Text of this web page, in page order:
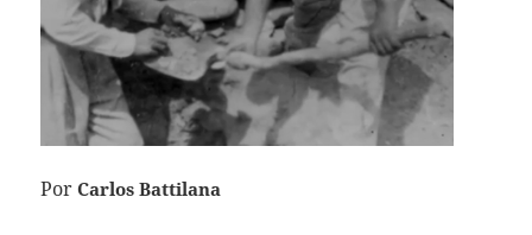
Por Carlos Battilana